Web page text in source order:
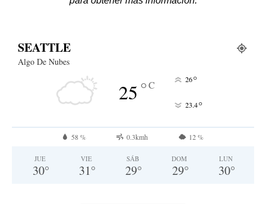
SEATTLE
Algo De Nubes
25°C 26°
23.4°
58 % 0.3kmh 12 %
JUE
30°
VIE
31°
SÁB
29°
DOM
29°
LUN
30°